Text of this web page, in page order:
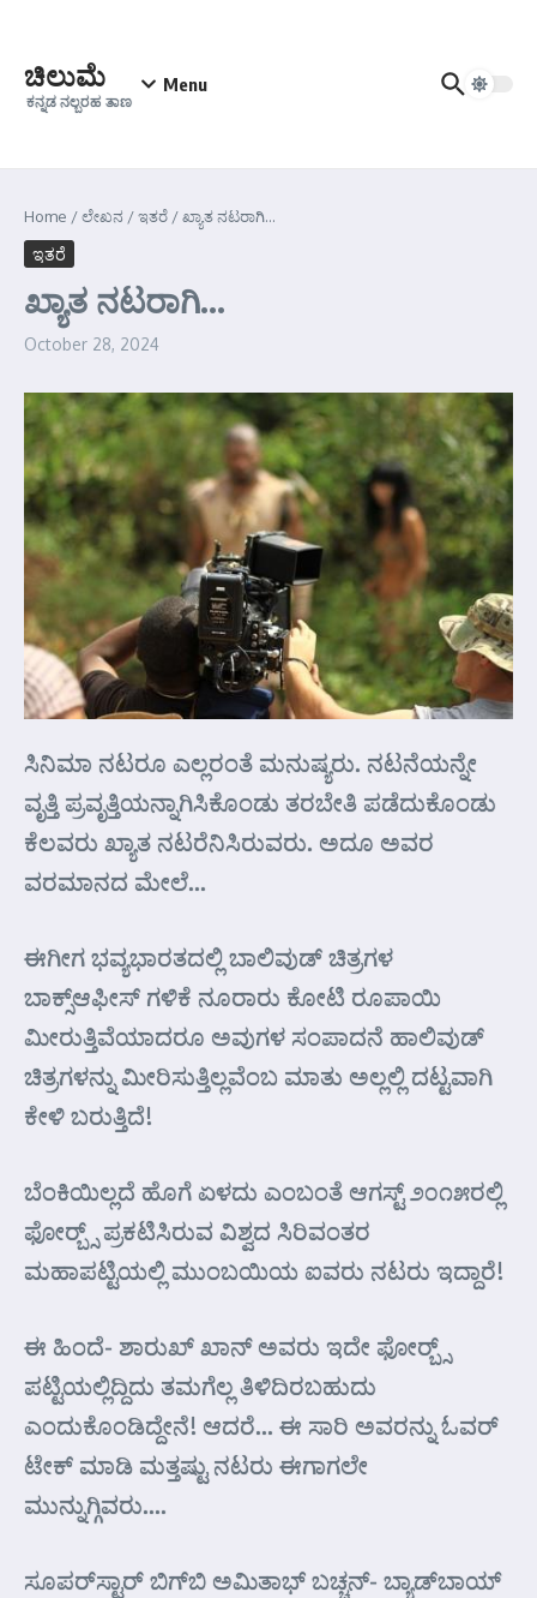
ಚಿಲುಮೆ
ಕನ್ನಡ ನಲ್ಬರಹ ತಾಣ
Menu
Home /ಲೇಖನ /ಇತರೆ /ಖ್ಯಾತ ನಟರಾಗಿ…
ಇತರೆ
ಖ್ಯಾತ ನಟರಾಗಿ…
October 28, 2024
ಸಿನಿಮಾ ನಟರೂ ಎಲ್ಲರಂತೆ ಮನುಷ್ಯರು. ನಟನೆಯನ್ನೇ
ವೃತ್ತಿ ಪ್ರವೃತ್ತಿಯನ್ನಾಗಿಸಿಕೊಂಡು ತರಬೇತಿ ಪಡೆದುಕೊಂಡು
ಕೆಲವರು ಖ್ಯಾತ ನಟರೆನಿಸಿರುವರು. ಅದೂ ಅವರ
ವರಮಾನದ ಮೇಲೆ…
ಈಗೀಗ ಭವ್ಯಭಾರತದಲ್ಲಿ ಬಾಲಿವುಡ್ ಚಿತ್ರಗಳ
ಬಾಕ್ಸ್‌ಆಫೀಸ್ ಗಳಿಕೆ ನೂರಾರು ಕೋಟಿ ರೂಪಾಯಿ
ಮೀರುತ್ತಿವೆಯಾದರೂ ಅವುಗಳ ಸಂಪಾದನೆ ಹಾಲಿವುಡ್
ಚಿತ್ರಗಳನ್ನು ಮೀರಿಸುತ್ತಿಲ್ಲವೆಂಬ ಮಾತು ಅಲ್ಲಲ್ಲಿ ದಟ್ಟವಾಗಿ
ಕೇಳಿ ಬರುತ್ತಿದೆ!
ಬೆಂಕಿಯಿಲ್ಲದೆ ಹೊಗೆ ಏಳದು ಎಂಬಂತೆ ಆಗಸ್ಟ್ ೨೦೧೫ರಲ್ಲಿ
ಫೋರ್‍ಬ್ಸ್ ಪ್ರಕಟಿಸಿರುವ ವಿಶ್ವದ ಸಿರಿವಂತರ
ಮಹಾಪಟ್ಟಿಯಲ್ಲಿ ಮುಂಬಯಿಯ ಐವರು ನಟರು ಇದ್ದಾರೆ!
ಈ ಹಿಂದೆ- ಶಾರುಖ್ ಖಾನ್ ಅವರು ಇದೇ ಫೋರ್‍ಬ್ಸ್
ಪಟ್ಟಿಯಲ್ಲಿದ್ದಿದು ತಮಗೆಲ್ಲ ತಿಳಿದಿರಬಹುದು
ಎಂದುಕೊಂಡಿದ್ದೇನೆ! ಆದರೆ… ಈ ಸಾರಿ ಅವರನ್ನು ಓವರ್
ಟೇಕ್ ಮಾಡಿ ಮತ್ತಷ್ಟು ನಟರು ಈಗಾಗಲೇ
ಮುನ್ನುಗ್ಗಿವರು….
ಸೂಪರ್‌ಸ್ಟಾರ್‌ ಬಿಗ್‌ಬಿ ಅಮಿತಾಭ್ ಬಚ್ಚನ್- ಬ್ಯಾಡ್‌ಬಾಯ್